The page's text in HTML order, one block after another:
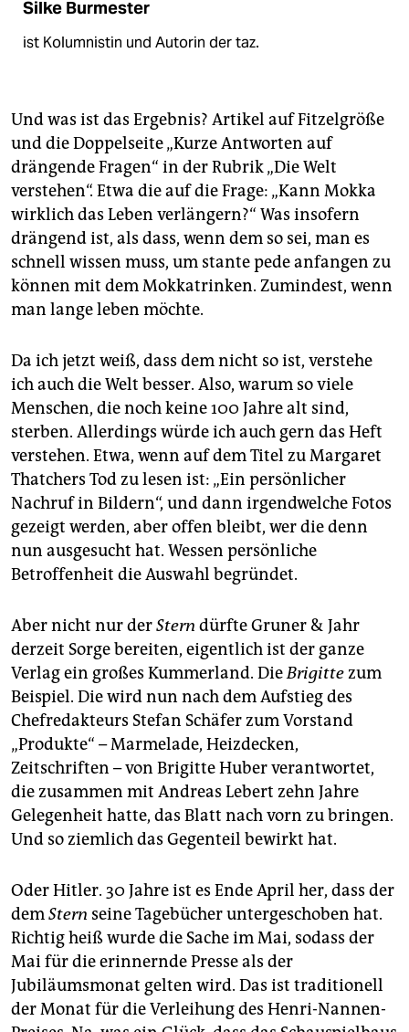
Silke Burmester
ist Kolumnistin und Autorin der taz.
Und was ist das Ergebnis? Artikel auf Fitzelgröße
und die Doppelseite „Kurze Antworten auf
drängende Fragen“ in der Rubrik „Die Welt
verstehen“. Etwa die auf die Frage: „Kann Mokka
wirklich das Leben verlängern?“ Was insofern
drängend ist, als dass, wenn dem so sei, man es
schnell wissen muss, um stante pede anfangen zu
können mit dem Mokkatrinken. Zumindest, wenn
man lange leben möchte.
Da ich jetzt weiß, dass dem nicht so ist, verstehe
ich auch die Welt besser. Also, warum so viele
Menschen, die noch keine 100 Jahre alt sind,
sterben. Allerdings würde ich auch gern das Heft
verstehen. Etwa, wenn auf dem Titel zu Margaret
Thatchers Tod zu lesen ist: „Ein persönlicher
Nachruf in Bildern“, und dann irgendwelche Fotos
gezeigt werden, aber offen bleibt, wer die denn
nun ausgesucht hat. Wessen persönliche
Betroffenheit die Auswahl begründet.
Aber nicht nur derStern dürfte Gruner & Jahr
derzeit Sorge bereiten, eigentlich ist der ganze
Verlag ein großes Kummerland. DieBrigittezum
Beispiel. Die wird nun nach dem Aufstieg des
Chefredakteurs Stefan Schäfer zum Vorstand
„Produkte“ – Marmelade, Heizdecken,
Zeitschriften – von Brigitte Huber verantwortet,
die zusammen mit Andreas Lebert zehn Jahre
Gelegenheit hatte, das Blatt nach vorn zu bringen.
Und so ziemlich das Gegenteil bewirkt hat.
Oder Hitler. 30 Jahre ist es Ende April her, dass der
demStern seine Tagebücher untergeschoben hat.
Richtig heiß wurde die Sache im Mai, sodass der
Mai für die erinnernde Presse als der
Jubiläumsmonat gelten wird. Das ist traditionell
der Monat für die Verleihung des Henri-Nannen-